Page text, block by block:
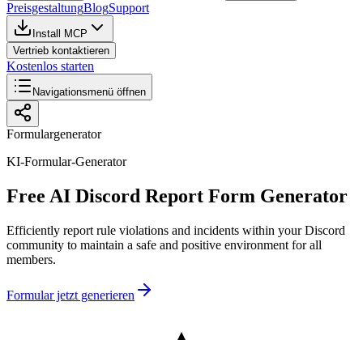
PreisgestaltungBlogSupport
Install MCP
Vertrieb kontaktieren
Kostenlos starten
Navigationsmenü öffnen
Formulargenerator
KI-Formular-Generator
Free AI Discord Report Form Generator
Efficiently report rule violations and incidents within your Discord
community to maintain a safe and positive environment for all
members.
Formular jetzt generieren